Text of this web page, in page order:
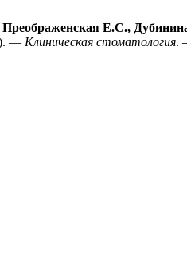
Е.С.,
— Клиническая стоматология.